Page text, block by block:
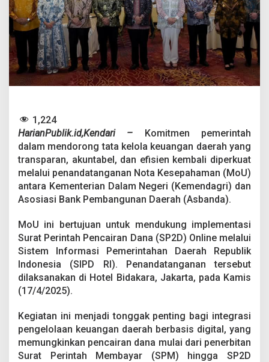
K
e
u
a
n
g
a
n
a
h
,
P
e
m
k
t
K
e
n
d
a
i
a
p
1,224
HarianPublik.id,Kendari –
Komitmen pemerintah
dalam mendorong tata kelola keuangan daerah yang
transparan, akuntabel, dan efisien kembali diperkuat
melalui penandatanganan Nota Kesepahaman (MoU)
antara Kementerian Dalam Negeri (Kemendagri) dan
Asosiasi Bank Pembangunan Daerah (Asbanda).
MoU ini bertujuan untuk mendukung implementasi
Surat Perintah Pencairan Dana (SP2D) Online melalui
Sistem Informasi Pemerintahan Daerah Republik
Indonesia (SIPD RI). Penandatanganan tersebut
dilaksanakan di Hotel Bidakara, Jakarta, pada Kamis
(17/4/2025).
Kegiatan ini menjadi tonggak penting bagi integrasi
pengelolaan keuangan daerah berbasis digital, yang
memungkinkan pencairan dana mulai dari penerbitan
Surat Perintah Membayar (SPM) hingga SP2D